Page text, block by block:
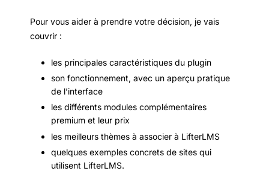
Pour vous aider à prendre votre décision, je vais
couvrir :
les principales caractéristiques du plugin
son fonctionnement, avec un aperçu pratique
de l’interface
les différents modules complémentaires
premium et leur prix
les meilleurs thèmes à associer à LifterLMS
quelques exemples concrets de sites qui
utilisent LifterLMS.